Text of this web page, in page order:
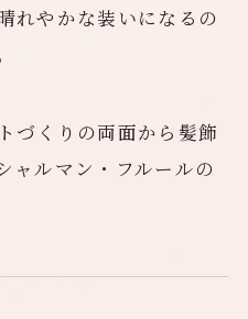
れやかな装いになるの
づくりの両面から髪飾
ャルマン・フルールの